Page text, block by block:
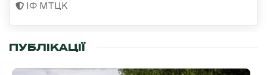
ІФ МТЦК
ПУБЛІКАЦІЇ